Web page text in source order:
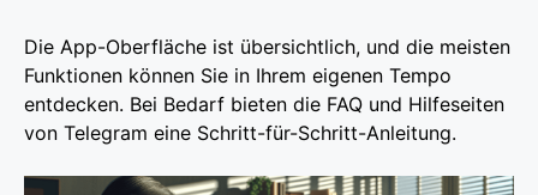
Die App-Oberfläche ist übersichtlich, und die meisten
Funktionen können Sie in Ihrem eigenen Tempo
entdecken. Bei Bedarf bieten die FAQ und Hilfeseiten
von Telegram eine Schritt-für-Schritt-Anleitung.